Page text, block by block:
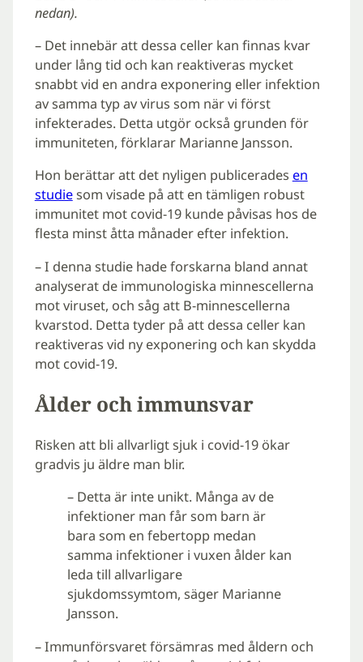
nedan).
– Det innebär att dessa celler kan finnas kvar
under lång tid och kan reaktiveras mycket
snabbt vid en andra exponering eller infektion
av samma typ av virus som när vi först
infekterades. Detta utgör också grunden för
immuniteten, förklarar Marianne Jansson.
Hon berättar att det nyligen publicerades en
studiesom visade på att en tämligen robust
immunitet mot covid-19 kunde påvisas hos de
flesta minst åtta månader efter infektion.
– I denna studie hade forskarna bland annat
analyserat de immunologiska minnescellerna
mot viruset, och såg att B-minnescellerna
kvarstod. Detta tyder på att dessa celler kan
reaktiveras vid ny exponering och kan skydda
mot covid-19.
Ålder och immunsvar
Risken att bli allvarligt sjuk i covid-19 ökar
gradvis ju äldre man blir.
– Detta är inte unikt. Många av de
infektioner man får som barn är
bara som en febertopp medan
samma infektioner i vuxen ålder kan
leda till allvarligare
sjukdomssymtom, säger Marianne
Jansson.
– Immunförsvaret försämras med åldern och